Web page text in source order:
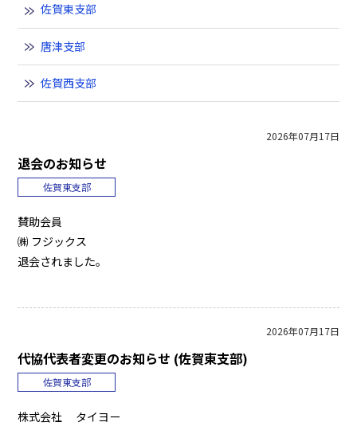
佐賀東支部
唐津支部
佐賀西支部
2026年07月17日
退会のお知らせ
佐賀東支部
賛助会員
㈱ フジックス
退会されました。
2026年07月17日
代協代表者変更のお知らせ (佐賀東支部)
佐賀東支部
株式会社 タイヨー